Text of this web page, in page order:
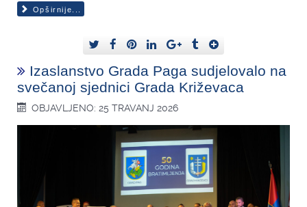
Opširnije...
Izaslanstvo Grada Paga sudjelovalo na
svečanoj sjednici Grada Križevaca
OBJAVLJENO: 25 TRAVANJ 2026